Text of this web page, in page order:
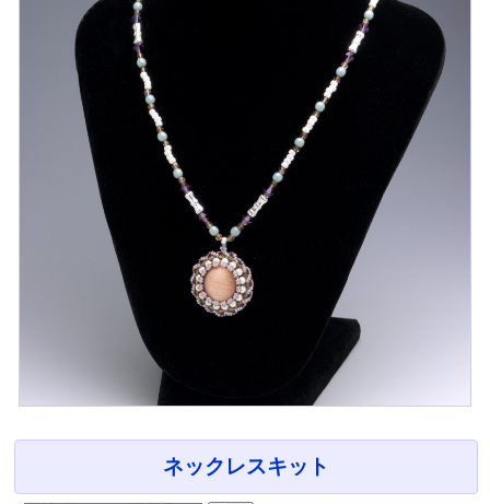
ネックレスキット